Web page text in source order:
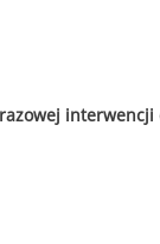
interwencji